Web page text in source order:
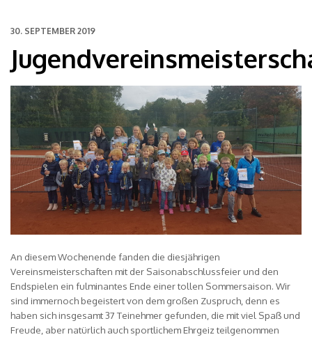
30. SEPTEMBER 2019
An diesem Wochenende fanden die diesjährigen
Vereinsmeisterschaften mit der Saisonabschlussfeier und den
Endspielen ein fulminantes Ende einer tollen Sommersaison. Wir
sind immernoch begeistert von dem großen Zuspruch, denn es
haben sich insgesamt 37 Teinehmer gefunden, die mit viel Spaß und
Freude, aber natürlich auch sportlichem Ehrgeiz teilgenommen